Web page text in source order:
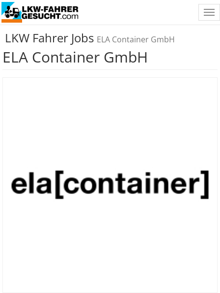
LKW Fahrer Jobs ELA Container GmbH
ELA Container GmbH